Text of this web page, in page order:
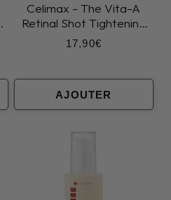
Celimax - The Vita-A
Retinal Shot Tightening
Booster
Prix
17,90€
AJOUTER